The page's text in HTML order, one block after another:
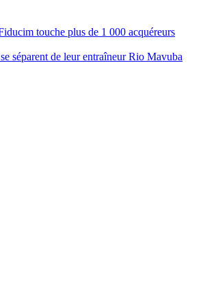
touche plus de 1 000 acquéreurs
séparent de leur entraîneur Rio Mavuba